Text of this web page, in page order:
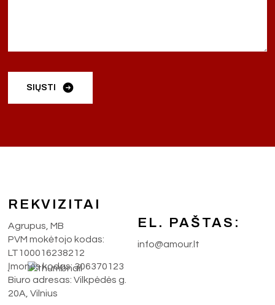
SIŲSTI
REKVIZITAI
Agrupus, MB
PVM mokėtojo kodas:
LT100016238212
Įmonės kodas: 306370123
Biuro adresas: Vilkpėdės g.
20A, Vilnius
EL. PAŠTAS:
info@amour.lt